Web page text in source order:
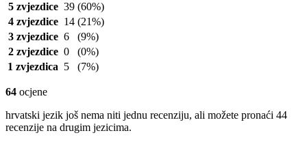
5 zvjezdice 39 (60%)
4 zvjezdice 14 (21%)
3 zvjezdice 6
(9%)
2 zvjezdice 0
(0%)
1 zvjezdica 5 (7%)
64 ocjene
hrvatski jezik još nema niti jednu recenziju, ali možete pronaći 44
recenzije na drugim jezicima.